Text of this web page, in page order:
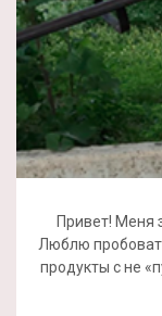
Привет! Меня
Люблю
продукты с не